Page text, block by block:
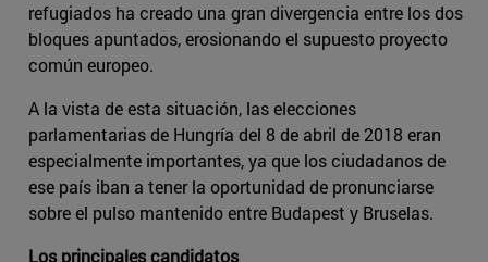
refugiados ha creado una gran divergencia entre los dos
bloques apuntados, erosionando el supuesto proyecto
común europeo.
A la vista de esta situación, las elecciones
parlamentarias de Hungría del 8 de abril de 2018 eran
especialmente importantes, ya que los ciudadanos de
ese país iban a tener la oportunidad de pronunciarse
sobre el pulso mantenido entre Budapest y Bruselas.
Los principales candidatos